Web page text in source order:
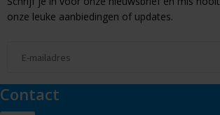
onze leuke aanbiedingen of updates.
Contact